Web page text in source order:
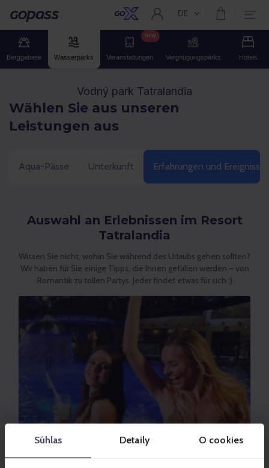
Súhlas Detaily O cookies
Gopass Aktuelle Sprache:
DE
Berggebiete Wasserparks Veranstaltungen
NEW
Vergnügungsparks Hotels
Vodný park Tatralandia
Wählen Sie aus unseren
Leistungen aus
Aqua-Pässe Unterkunft Erfahrungen und Ereignisse
Auswahl an Erlebnissen im Resort
Tatralandia
Wissen Sie nicht, wohin Sie während des Urlaubs gehen sollten?
Wir haben für Sie einige Tipps, die Ihnen gefallen werden – von
Romantik zu tollen Partys. Jeder findet etwas für sich :)